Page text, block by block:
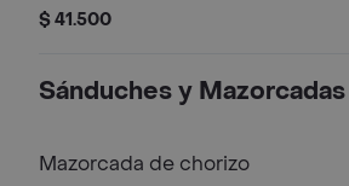
carne molida y maíz.
$ 41.500
Sánduches y Mazorcadas
Mazorcada de chorizo